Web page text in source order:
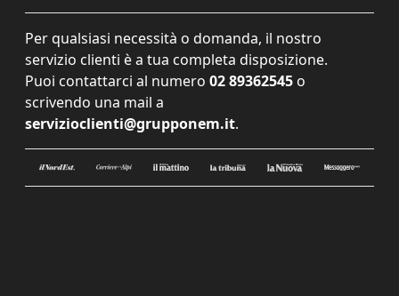
Per qualsiasi necessità o domanda, il nostro
servizio clienti è a tua completa disposizione.
Puoi contattarci al numero 02 89362545 o
scrivendo una mail a
servizioclienti@grupponem.it.